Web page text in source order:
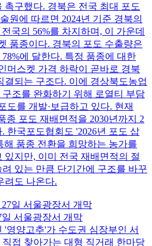
촉구했다. 경북은 전국 최대 포도
원에 따르면 2024년 기준 경북의
국의 56%를 차지하며, 이 가운데
품종이다. 경북의 포도 수출량은
에 달한다. 특정 품종에 대한
머스켓 가격 하락이 곧바로 경북
결되는 구조다. 이에 경상북도농업
조를 완화하기 위해 로열티 부담
도를 개발·보급하고 있다. 현재
종 포도 재배면적을 2030년까지 2
한국포도협회도 '2026년 포도 삽
품종 전환을 희망하는 농가를
있지만, 이미 전국 재배면적의 절
있는 만큼 단기간에 구조를 바꾸
려도 나온다.
일 서울광장서 개막
'영양고추'가 수도권 심장부인 서
접 찾아가는 대형 직거래 한마당